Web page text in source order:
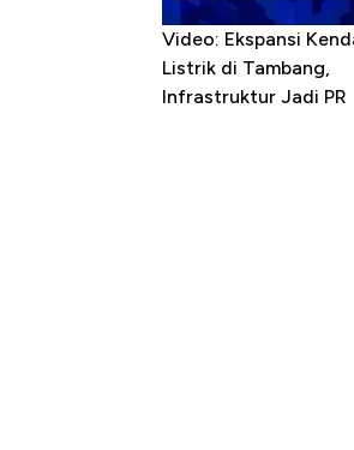
Video: Ekspansi
Listrik di Tambang,
Infrastruktur Jadi PR